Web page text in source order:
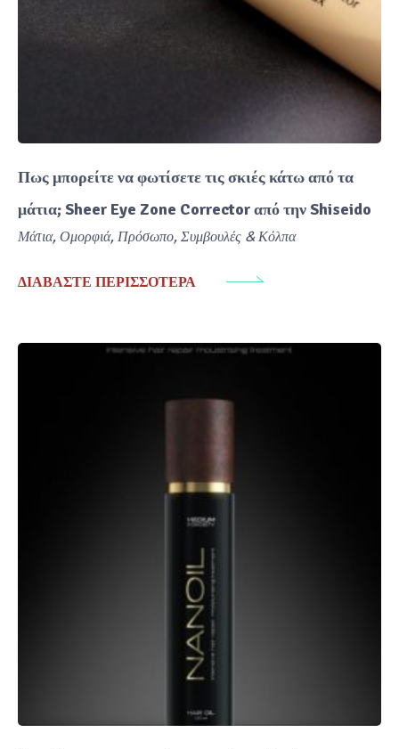
Πως μπορείτε να φωτίσετε τις σκιές κάτω από τα
μάτια; Sheer Eye Zone Corrector από την Shiseido
Μάτια, Ομορφιά, Πρόσωπο, Συμβουλές & Κόλπα
ΔΙΑΒΆΣΤΕ ΠΕΡΙΣΣΌΤΕΡΑ